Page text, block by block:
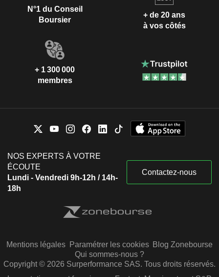
N°1 du Conseil
Boursier
+ de 20 ans
à vos côtés
+ 1 300 000
membres
NOS EXPERTS À VOTRE
ÉCOUTE
Lundi - Vendredi 9h-12h / 14h-
18h
Contactez-nous
Mentions légales Paramétrer les cookies Blog Zonebourse
Qui sommes-nous ?
Copyright © 2026 Surperformance SAS. Tous droits réservés.